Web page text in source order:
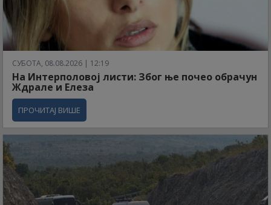
СУБОТА, 08.08.2026 | 12:19
На Интерполовој листи: Због ње почео обрачун
Ждрале и Елеза
ПРОЧИТАЈ ВИШЕ